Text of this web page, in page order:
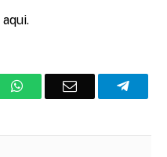
aqui.
WhatsAppE-